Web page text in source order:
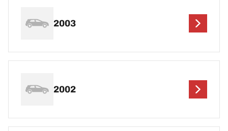
2003
2002